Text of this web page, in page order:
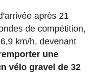
après 21
de compétition,
km/h, devenant
une
vélo gravel de 32